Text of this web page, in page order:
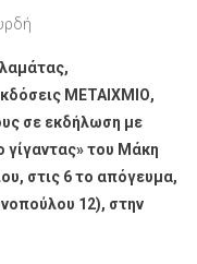
ΜΕΤΑΙΧΜΙΟ,
σε εκδήλωση με
γίγαντας» του Μάκη
στις 6 το απόγευμα,
12), στην